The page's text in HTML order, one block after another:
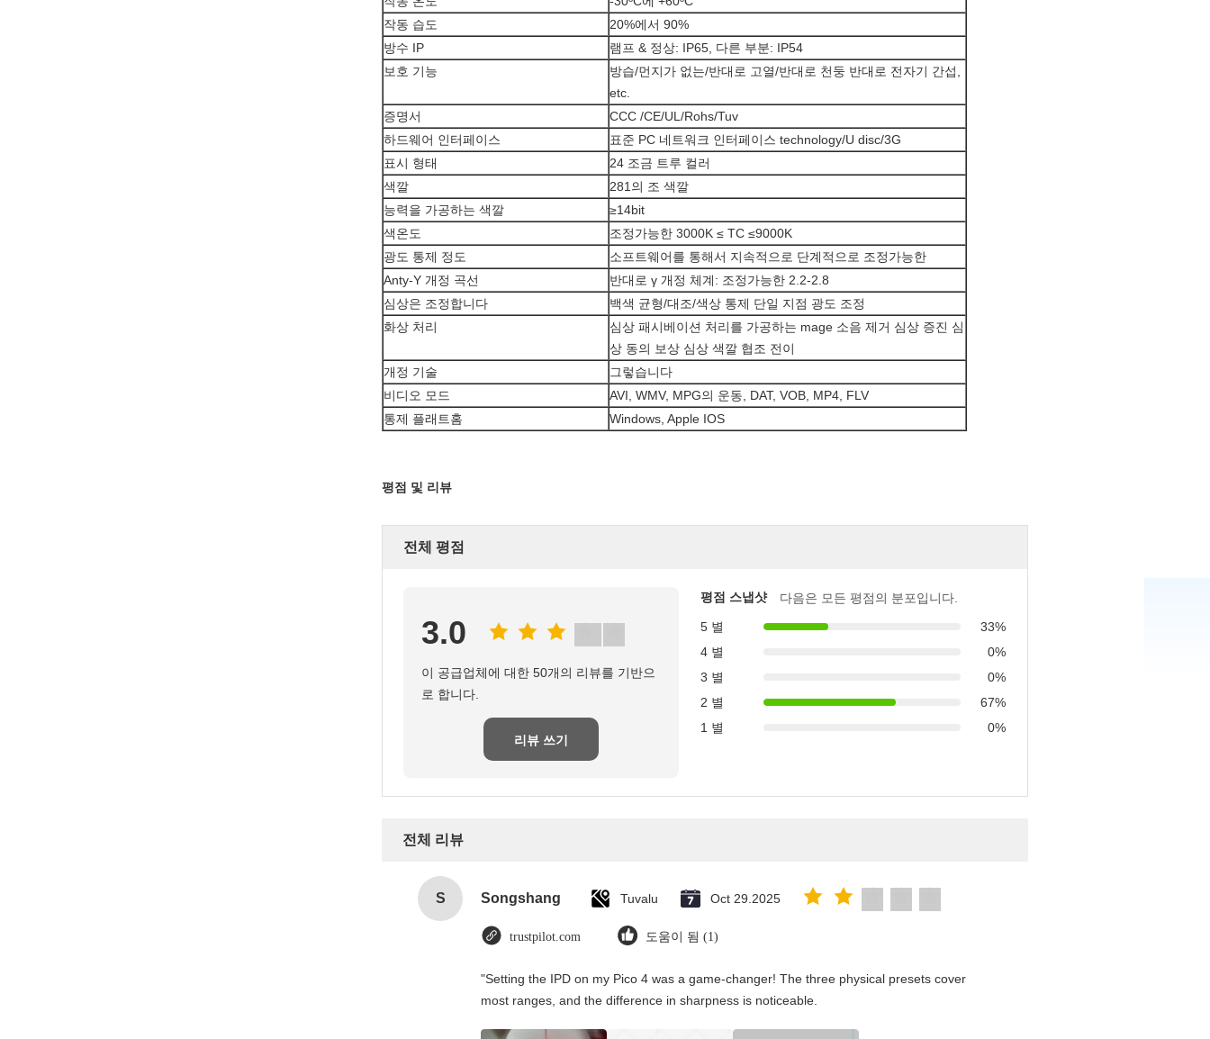
작동 습도
20%에서 90%
방수 IP
램프 & 정상: IP65, 다른 부분: IP54
보호 기능
방습/먼지가 없는/반대로 고열/반대로 천둥 반대로 전자기 간섭,
etc.
증명서
CCC /CE/UL/Rohs/Tuv
하드웨어 인터페이스
표준 PC 네트워크 인터페이스 technology/U disc/3G
표시 형태
24 조금 트루 컬러
색깔
281의 조 색깔
능력을 가공하는 색깔
≥14bit
색온도
조정가능한 3000K ≤ TC ≤9000K
광도 통제 정도
소프트웨어를 통해서 지속적으로 단계적으로 조정가능한
Anty-Y 개정 곡선
반대로 γ 개정 체계: 조정가능한 2.2-2.8
심상은 조정합니다
백색 균형/대조/색상 통제 단일 지점 광도 조정
화상 처리
심상 패시베이션 처리를 가공하는 mage 소음 제거 심상 증진 심
상 동의 보상 심상 색깔 협조 전이
개정 기술
그렇습니다
비디오 모드
AVI, WMV, MPG의 운동, DAT, VOB, MP4, FLV
통제 플래트홈
Windows, Apple IOS
평점 및 리뷰
전체 평점
3.0
이 공급업체에 대한 50개의 리뷰를 기반으
로 합니다.
리뷰 쓰기
평점 스냅샷
다음은 모든 평점의 분포입니다.
5 별
33%
4 별
0%
3 별
0%
2 별
67%
1 별
0%
전체 리뷰
S Songshang Tuvalu Oct 29.2025
trustpilot.com 도움이 됨 (1)
"Setting the IPD on my Pico 4 was a game-changer! The three physical presets cover
most ranges, and the difference in sharpness is noticeable.